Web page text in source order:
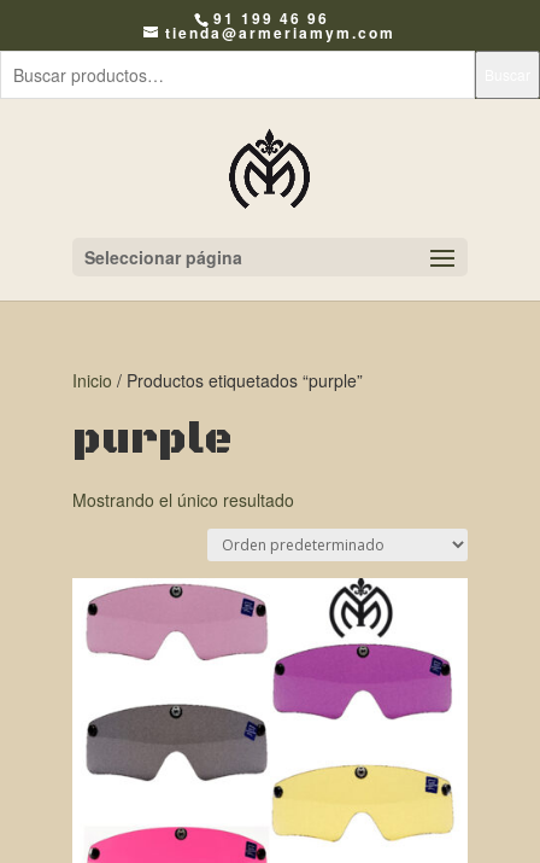
91 199 46 96
tienda@armeriamym.com
Seleccionar página
Inicio / Productos etiquetados “purple”
purple
Mostrando el único resultado